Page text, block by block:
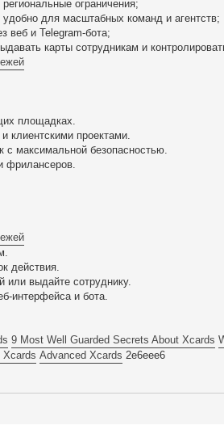
ограничения;
для масштабных команд и агентств;
веб и Telegram-бота;
карты сотрудникам и
площадках.
клиентскими проектами.
с максимальной безопасностью.
фрилансеров.
действия.
или выдайте сотруднику.
интерфейса и бота.
9 Most Well Guarded Secrets About Xcards
Xcards Advanced Xcards 2e6eee6